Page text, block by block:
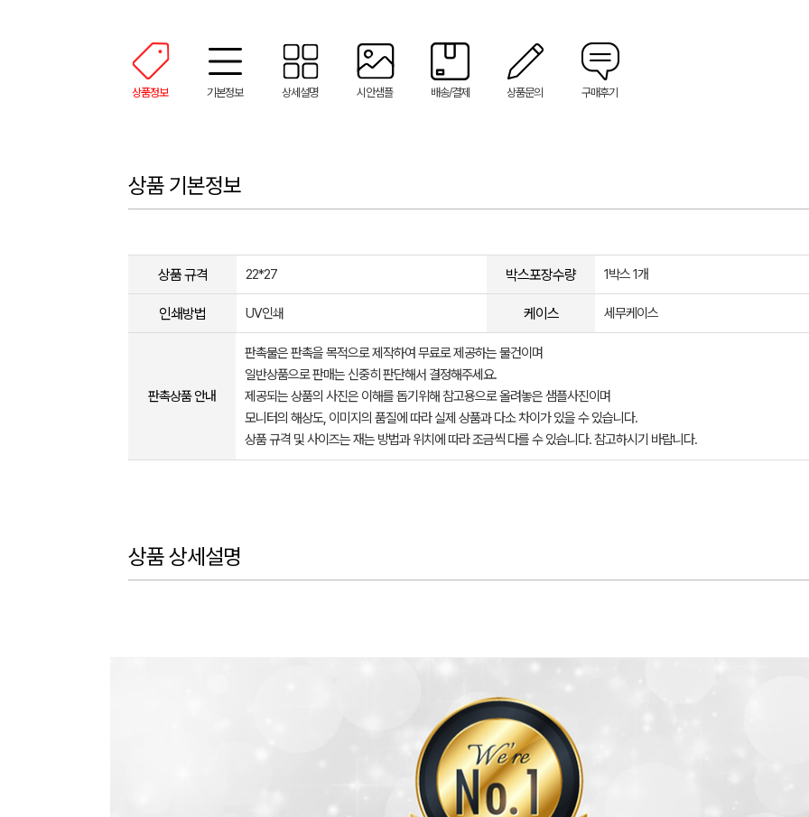
상품정보 기본정보 상세설명 시안샘플 배송/결제 상품문의 구매후기
상품 기본정보
상품 규격 22*27 박스포장수량 1박스 1개
인쇄방법 UV인쇄 케이스 세무케이스
판촉상품 안내
판촉물은 판촉을 목적으로 제작하여 무료로 제공하는 물건이며
일반상품으로 판매는 신중히 판단해서 결정해주세요.
제공되는 상품의 사진은 이해를 돕기위해 참고용으로 올려놓은 샘플사진이며
모니터의 해상도, 이미지의 품질에 따라 실제 상품과 다소 차이가 있을 수 있습니다.
상품 규격 및 사이즈는 재는 방법과 위치에 따라 조금씩 다를 수 있습니다. 참고하시기 바랍니다.
상품 상세설명